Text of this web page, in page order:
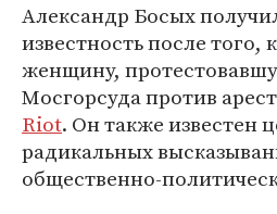
Александр Босых
известность после того,
женщину,
Мосгорсуда против
Riot. Он также известен
радикальных
общественно-